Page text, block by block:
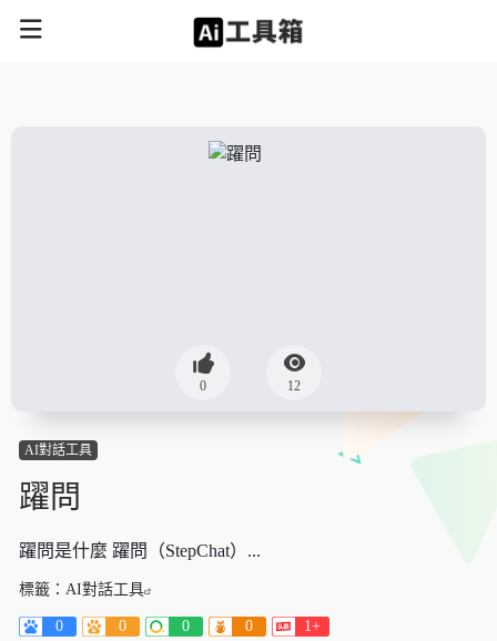
0 12
AI對話工具
躍問
躍問是什麼 躍問（StepChat）...
標籤： AI對話工具
0 0 0 0 1+